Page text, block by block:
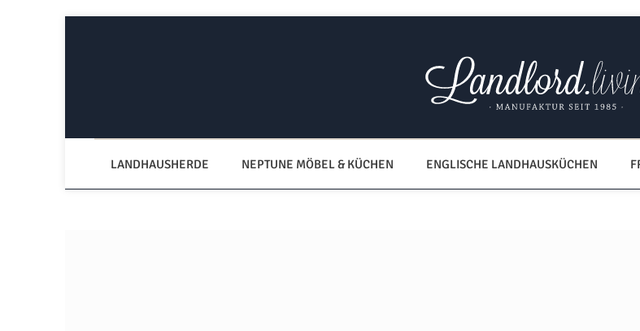
LANDHAUSHERDE NEPTUNE MÖBEL & KÜCHEN ENGLISCHE LANDHAUSKÜCHEN